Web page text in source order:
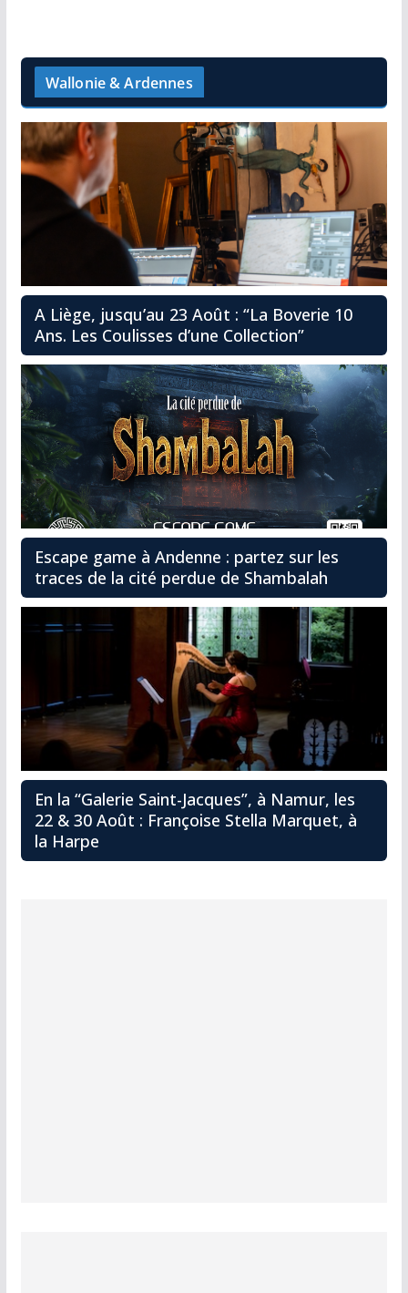
Wallonie & Ardennes
A Liège, jusqu’au 23 Août : “La Boverie 10
Ans. Les Coulisses d’une Collection”
Escape game à Andenne : partez sur les
traces de la cité perdue de Shambalah
En la “Galerie Saint-Jacques”, à Namur, les
22 & 30 Août : Françoise Stella Marquet, à
la Harpe